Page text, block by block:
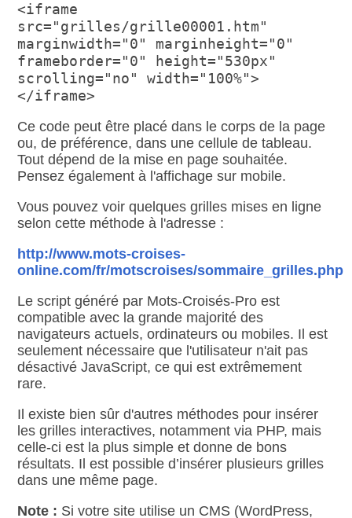
<iframe
src="grilles/grille00001.htm"
marginwidth="0" marginheight="0"
frameborder="0" height="530px"
scrolling="no" width="100%">
</iframe>
Ce code peut être placé dans le corps de la page
ou, de préférence, dans une cellule de tableau.
Tout dépend de la mise en page souhaitée.
Pensez également à l'affichage sur mobile.
Vous pouvez voir quelques grilles mises en ligne
selon cette méthode à l'adresse :
http://www.mots-croises-
online.com/fr/motscroises/sommaire_grilles.php
Le script généré par Mots‑Croisés‑Pro est
compatible avec la grande majorité des
navigateurs actuels, ordinateurs ou mobiles. Il est
seulement nécessaire que l'utilisateur n'ait pas
désactivé JavaScript, ce qui est extrêmement
rare.
Il existe bien sûr d'autres méthodes pour insérer
les grilles interactives, notamment via PHP, mais
celle‑ci est la plus simple et donne de bons
résultats. Il est possible d’insérer plusieurs grilles
dans une même page.
Note : Si votre site utilise un CMS (WordPress,